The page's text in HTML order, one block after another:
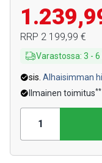
RRP 2 199,99 €
Varastossa: 3 - 6
sis. Alhaisimman
Ilmainen toimitus**